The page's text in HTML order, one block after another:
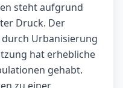
steht aufgrund
Druck. Der
Urbanisierung
hat erhebliche
gehabt.